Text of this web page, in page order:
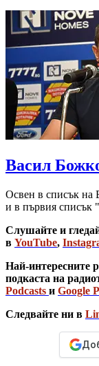
Васил
Освен в списък на
и в първия списък
Слушайте и
в YouTube,
Най-интересните
подкаста на
Podcasts и Google
Следвайте ни в